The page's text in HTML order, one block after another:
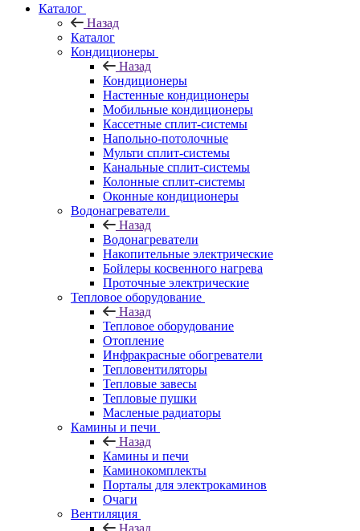
Каталог
Назад
Каталог
Кондиционеры
Назад
Кондиционеры
Настенные кондиционеры
Мобильные кондиционеры
Кассетные сплит-системы
Напольно-потолочные
Мульти сплит-системы
Канальные сплит-системы
Колонные сплит-системы
Оконные кондиционеры
Водонагреватели
Назад
Водонагреватели
Накопительные электрические
Бойлеры косвенного нагрева
Проточные электрические
Тепловое оборудование
Назад
Тепловое оборудование
Отопление
Инфракрасные обогреватели
Тепловентиляторы
Тепловые завесы
Тепловые пушки
Масленые радиаторы
Камины и печи
Назад
Камины и печи
Каминокомплекты
Порталы для электрокаминов
Очаги
Вентиляция
Назад